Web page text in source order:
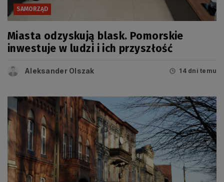
SAMORZĄD
Miasta odzyskują blask. Pomorskie
inwestuje w ludzi i ich przyszłość
Aleksander Olszak 14 dni temu